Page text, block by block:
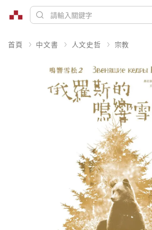
首頁 中文書 人文史哲 宗教